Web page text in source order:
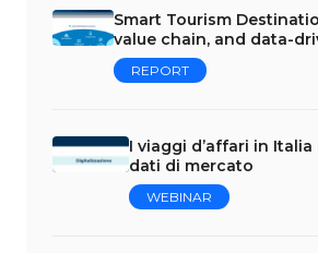
Smart Tourism
value chain, and data-
REPORT
I viaggi d’affari in
dati di mercato
WEBINAR